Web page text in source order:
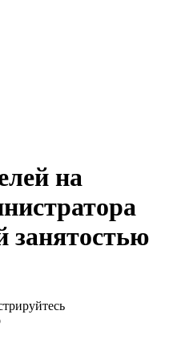
на
занятостью